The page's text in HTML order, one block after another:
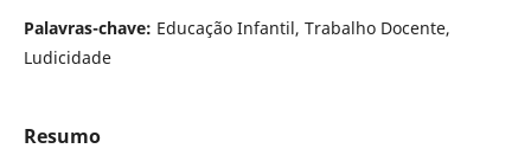
Palavras-chave: Educação Infantil, Trabalho Docente,
Ludicidade
Resumo